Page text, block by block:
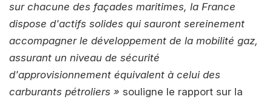
sur chacune des façades maritimes, la France
dispose d'actifs solides qui sauront sereinement
accompagner le développement de la mobilité gaz,
assurant un niveau de sécurité
d'approvisionnement équivalent à celui des
carburants pétroliers » souligne le rapport sur la